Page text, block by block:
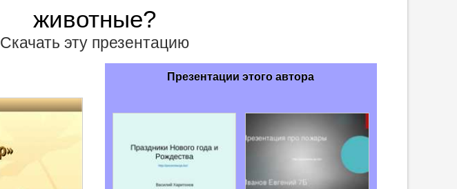
животные?
Скачать эту презентацию
Презентации этого автора